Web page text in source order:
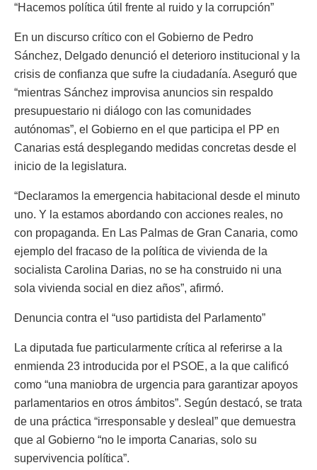
“Hacemos política útil frente al ruido y la corrupción”
En un discurso crítico con el Gobierno de Pedro
Sánchez, Delgado denunció el deterioro institucional y la
crisis de confianza que sufre la ciudadanía. Aseguró que
“mientras Sánchez improvisa anuncios sin respaldo
presupuestario ni diálogo con las comunidades
autónomas”, el Gobierno en el que participa el PP en
Canarias está desplegando medidas concretas desde el
inicio de la legislatura.
“Declaramos la emergencia habitacional desde el minuto
uno. Y la estamos abordando con acciones reales, no
con propaganda. En Las Palmas de Gran Canaria, como
ejemplo del fracaso de la política de vivienda de la
socialista Carolina Darias, no se ha construido ni una
sola vivienda social en diez años”, afirmó.
Denuncia contra el “uso partidista del Parlamento”
La diputada fue particularmente crítica al referirse a la
enmienda 23 introducida por el PSOE, a la que calificó
como “una maniobra de urgencia para garantizar apoyos
parlamentarios en otros ámbitos”. Según destacó, se trata
de una práctica “irresponsable y desleal” que demuestra
que al Gobierno “no le importa Canarias, solo su
supervivencia política”.